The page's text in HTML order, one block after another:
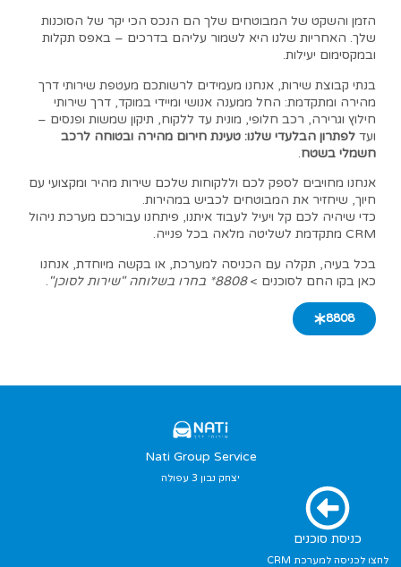
הזמן והשקט של המבוטחים שלך הם הנכס הכי יקר של הסוכנות
שלך. האחריות שלנו היא לשמור עליהם בדרכים – באפס תקלות
ובמקסימום יעילות.
בנתי קבוצת שירות, אנחנו מעמידים לרשותכם מעטפת שירותי דרך
מהירה ומתקדמת: החל ממענה אנושי ומיידי במוקד, דרך שירותי
חילוץ וגרירה, רכב חלופי, מונית עד ללקוח, תיקון שמשות ופנסים –
ועד לפתרון הבלעדי שלנו: טעינת חירום מהירה ובטוחה לרכב
חשמלי בשטח.
אנחנו מחויבים לספק לכם וללקוחות שלכם שירות מהיר ומקצועי עם
חיוך, שיחזיר את המבוטחים לכביש במהירות.
כדי שיהיה לכם קל ויעיל לעבוד איתנו, פיתחנו עבורכם מערכת ניהול
CRM מתקדמת לשליטה מלאה בכל פנייה.
בכל בעיה, תקלה עם הכניסה למערכת, או בקשה מיוחדת, אנחנו
כאן בקו החם לסוכנים >8808* בחרו בשלוחה "שירות לסוכן" .
8808
Nati Group Service
יצחק נבון 3 עפולה
כניסת סוכנים
לחצו לכניסה למערכת CRM